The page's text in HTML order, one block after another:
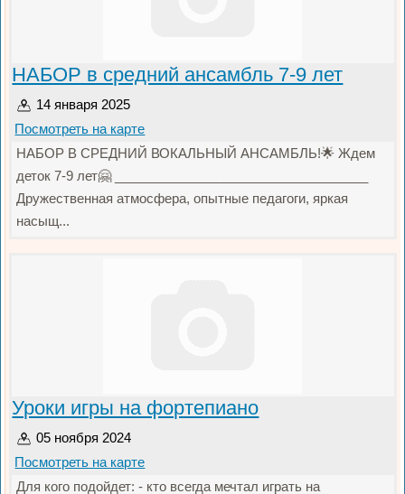
НАБОР в средний ансамбль 7-9 лет
14 января 2025
Посмотреть на карте
НАБОР В СРЕДНИЙ ВОКАЛЬНЫЙ АНСАМБЛЬ!🌟 Ждем
деток 7-9 лет🤗 ___________________________________
Дружественная атмосфера, опытные педагоги, яркая
насыщ...
Уроки игры на фортепиано
05 ноября 2024
Посмотреть на карте
Для кого подойдет: - кто всегда мечтал играть на